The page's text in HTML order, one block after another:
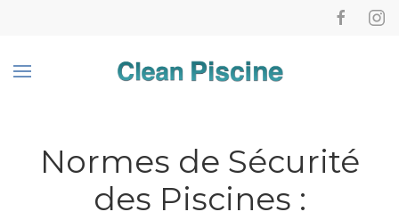
Normes de Sécurité
des Piscines :